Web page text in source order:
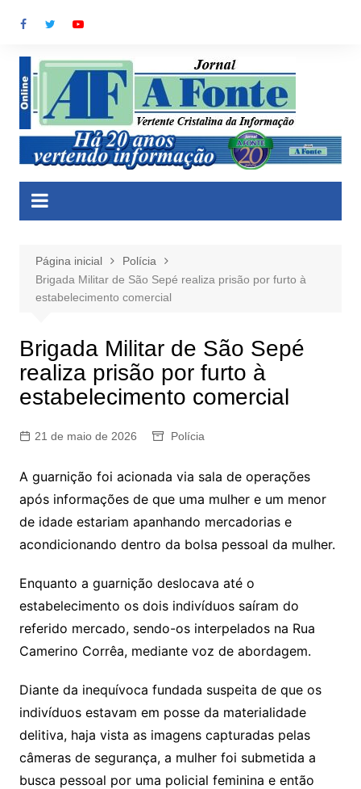
para
conteúdo
Página inicial
Polícia
Brigada Militar de São Sepé realiza prisão por furto à
estabelecimento comercial
Brigada Militar de São Sepé
realiza prisão por furto à
estabelecimento comercial
21 de maio de 2026 Polícia
A guarnição foi acionada via sala de operações
após informações de que uma mulher e um menor
de idade estariam apanhando mercadorias e
acondicionando dentro da bolsa pessoal da mulher.
Enquanto a guarnição deslocava até o
estabelecimento os dois indivíduos saíram do
referido mercado, sendo-os interpelados na Rua
Camerino Corrêa, mediante voz de abordagem.
Diante da inequívoca fundada suspeita de que os
indivíduos estavam em posse da materialidade
delitiva, haja vista as imagens capturadas pelas
câmeras de segurança, a mulher foi submetida a
busca pessoal por uma policial feminina e então